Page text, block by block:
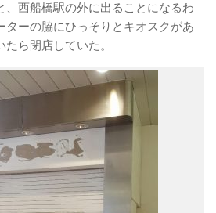
、西船橋駅の外に出ることになるわ
ターの脇にひっそりとキオスクがあ
ら閉店していた。